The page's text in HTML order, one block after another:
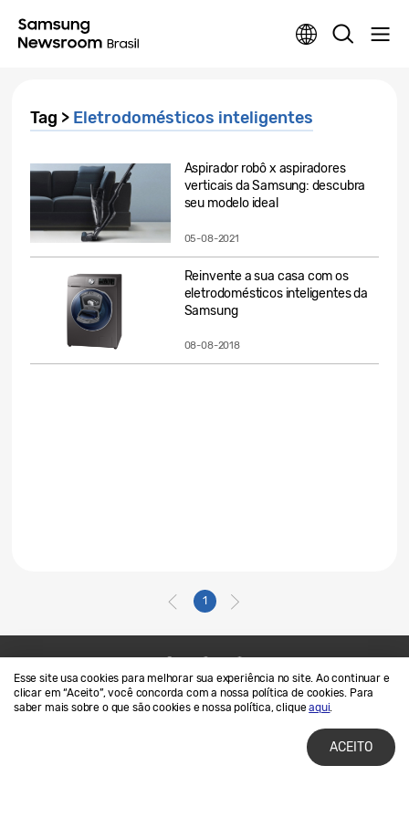
Esse site usa cookies para melhorar sua experiência no site. Ao continuar e
clicar em “Aceito”, você concorda com a nossa política de cookies. Para
saber mais sobre o que são cookies e nossa política, cliqueaqui.
ACEITO
Tag > Eletrodomésticos inteligentes
Aspirador robô x aspiradores
verticais da Samsung: descubra
seu modelo ideal
05-08-2021
Reinvente a sua casa com os
eletrodomésticos inteligentes da
Samsung
08-08-2018
1
Contato
SAMSUNG.COM
Termos de Uso
Privacidade e Cookies